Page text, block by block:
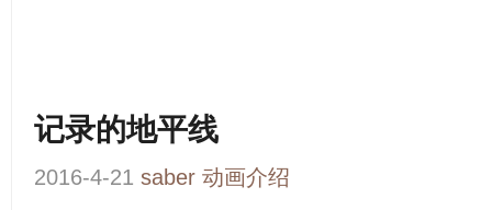
记录的地平线
2016-4-21 saber 动画介绍